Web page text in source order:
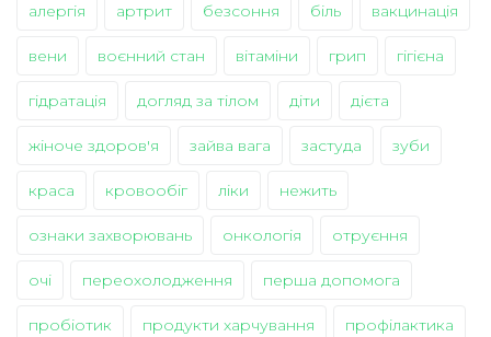
алергія артрит безсоння біль вакцинація
вени воєнний стан вітаміни грип гігієна
гідратація догляд за тілом діти дієта
жіноче здоров'я зайва вага застуда зуби
краса кровообіг ліки нежить
ознаки захворювань онкологія отруєння
очі переохолодження перша допомога
пробіотик продукти харчування профілактика